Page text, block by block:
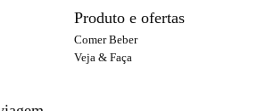
Produto e ofertas
Comer Beber
Veja & Faça